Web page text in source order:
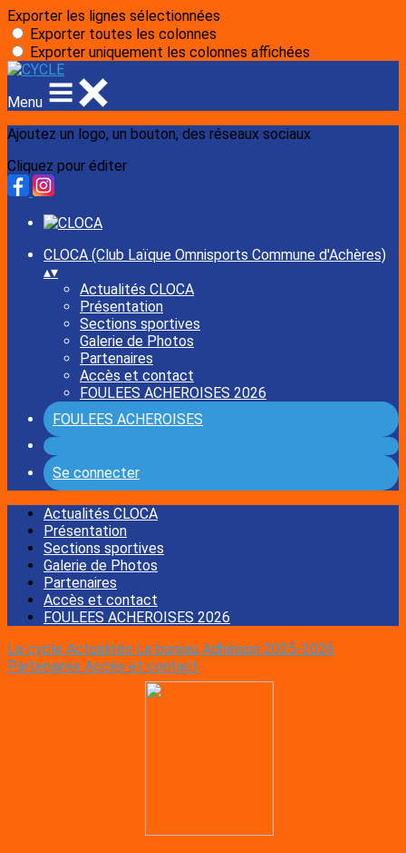
Exporter les lignes sélectionnées
Exporter toutes les colonnes
Exporter uniquement les colonnes affichées
Menu
Ajoutez un logo, un bouton, des réseaux sociaux
Cliquez pour éditer
CLOCA (Club Laïque Omnisports Commune d'Achères)
▴▾
Actualités CLOCA
Présentation
Sections sportives
Galerie de Photos
Partenaires
Accès et contact
FOULEES ACHEROISES 2026
FOULEES ACHEROISES
Se connecter
Actualités CLOCA
Présentation
Sections sportives
Galerie de Photos
Partenaires
Accès et contact
FOULEES ACHEROISES 2026
Le cycle Actualités Le bureau Adhésion 2025-2026
Partenaires Accès et contact